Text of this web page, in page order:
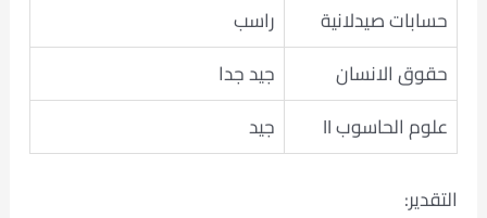
حسابات صيدلانية
راسب
حقوق الانسان
جيد جدا
علوم الحاسوب II
جيد
التقدير: